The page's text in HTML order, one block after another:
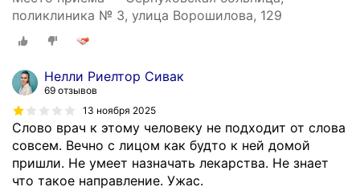
поликлиника № 3, улица Ворошилова, 129
Нелли Риелтор Сивак
69 отзывов
13 ноября 2025
Слово врач к этому человеку не подходит от слова
совсем. Вечно с лицом как будто к ней домой
пришли. Не умеет назначать лекарства. Не знает
что такое направление. Ужас.